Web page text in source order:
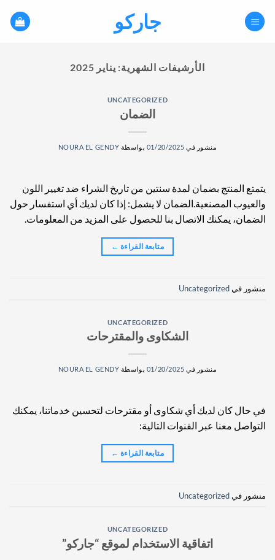
للمحتوى
جاركو
الأرشيفات الشهرية: يناير 2025
UNCATEGORIZED
الضمان
منشور في 01/20/2025 بواسطة NOURA EL GENDY
يتمتع المنتج بضمان لمدة سنتين من تاريخ الشراء ضد تغيير اللون
والعيوب المصنعية.الضمان لا يشمل: إذا كان لديك أي استفسار حول
الضمان، يمكنك الاتصال بنا للحصول على المزيد من المعلومات.
متابعة القراءة ←
منشور في Uncategorized
UNCATEGORIZED
الشكاوى والمقترحات
منشور في 01/20/2025 بواسطة NOURA EL GENDY
في حال كان لديك أي شكاوى أو مقترحات لتحسين خدماتنا، يمكنك
التواصل معنا عبر القنوات التالية:
متابعة القراءة ←
منشور في Uncategorized
UNCATEGORIZED
اتفاقية الاستخدام لموقع “جاركو”